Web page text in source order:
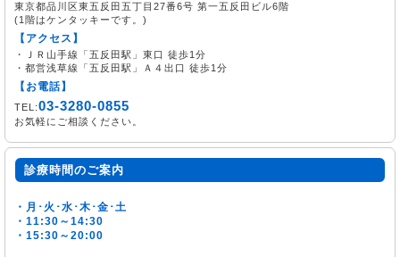
東京都品川区東五反田五丁目27番6号 第一五反田ビル6階
(1階はケンタッキーです。)
【アクセス】
・ＪＲ山手線「五反田駅」東口 徒歩1分
・都営浅草線「五反田駅」Ａ４出口 徒歩1分
【お電話】
TEL:03-3280-0855
お気軽にご相談ください。
診療時間のご案内
・月･火･水･木･金･土
・11:30～14:30
・15:30～20:00